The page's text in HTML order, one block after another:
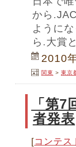
から
ように
ら.大賞
2010
関東 > 東京
「第
者発表
[コンテス